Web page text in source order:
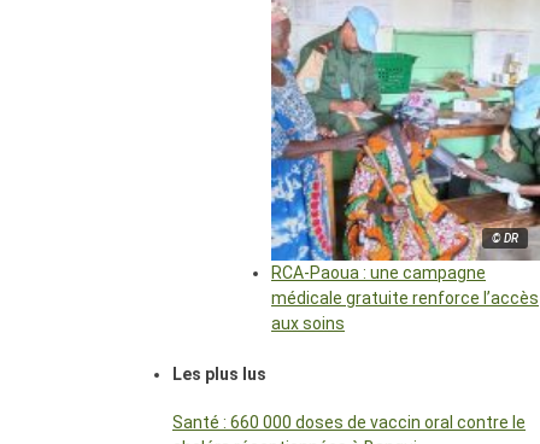
© DR
RCA-Paoua : une campagne
médicale gratuite renforce l’accès
aux soins
Les plus lus
Santé : 660 000 doses de vaccin oral contre le